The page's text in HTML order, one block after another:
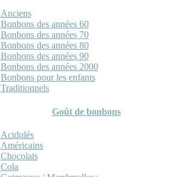
Anciens
Bonbons des années 60
Bonbons des années 70
Bonbons des années 80
Bonbons des années 90
Bonbons des années 2000
Bonbons pour les enfants
Traditionnels
Goût de bonbons
Acidulés
Américains
Chocolats
Cola